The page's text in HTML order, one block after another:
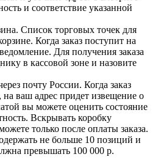
и соответствие указанной
Список торговых точек для
Когда заказ поступит на
Для получения заказа
в кассовой зоне и назовите
почту России. Когда заказ
на ваш адрес придет извещение о
вы можете оценить состояние
Вскрывать коробку
только после оплаты заказа.
не больше 10 позиций и
превышать 100 000 р.